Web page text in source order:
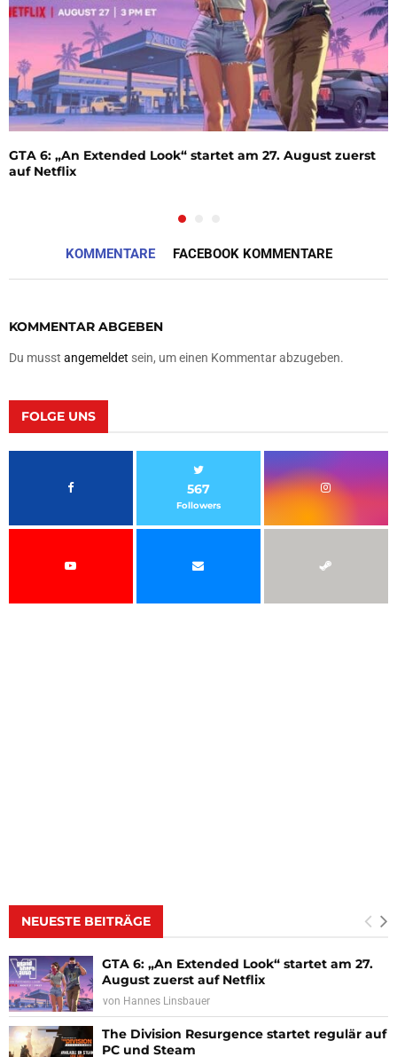
GTA 6: „An Extended Look“ startet am 27. August zuerst
auf Netflix
KOMMENTARE FACEBOOK KOMMENTARE
KOMMENTAR ABGEBEN
Du musst angemeldet sein, um einen Kommentar abzugeben.
FOLGE UNS
567
Followers
NEUESTE BEITRÄGE
GTA 6: „An Extended Look“ startet am 27.
August zuerst auf Netflix
von Hannes Linsbauer
The Division Resurgence startet regulär auf
PC und Steam